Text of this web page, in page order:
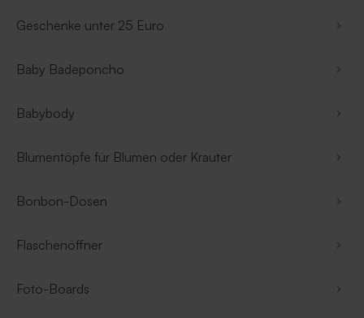
Geschenke unter 25 Euro
Baby Badeponcho
Babybody
Blumentöpfe für Blumen oder Krauter
Bonbon-Dosen
Flaschenöffner
Foto-Boards